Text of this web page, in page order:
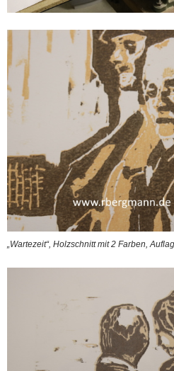
„Wartezeit“, Holzschnitt mit 2 Farben,